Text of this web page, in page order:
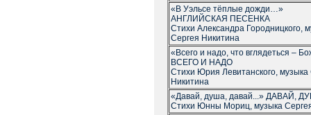
«В Уэльсе тёплые дожди…»
АНГЛИЙСКАЯ ПЕСЕНКА
Стихи Александра Городницкого,
Сергея Никитина
«Всего и надо, что вглядеться –
ВСЕГО И НАДО
Стихи Юрия Левитанского, музыка
Никитина
«Давай, душа, давай...» ДАВАЙ,
Стихи Юнны Мориц, музыка